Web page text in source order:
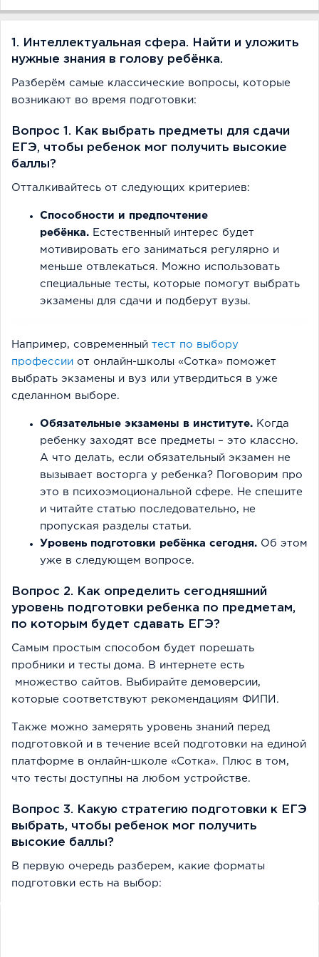
1. Интеллектуальная сфера. Найти и уложить
нужные знания в голову ребёнка.
Разберём самые классические вопросы, которые
возникают во время подготовки:
Вопрос 1. Как выбрать предметы для сдачи
ЕГЭ, чтобы ребенок мог получить высокие
баллы?
Отталкивайтесь от следующих критериев:
Способности и предпочтение
ребёнка. Естественный интерес будет
мотивировать его заниматься регулярно и
меньше отвлекаться. Можно использовать
специальные тесты, которые помогут выбрать
экзамены для сдачи и подберут вузы.
Например, современный тест по выбору
профессии от онлайн-школы «Сотка» поможет
выбрать экзамены и вуз или утвердиться в уже
сделанном выборе.
Обязательные экзамены в институте. Когда
ребенку заходят все предметы – это классно.
А что делать, если обязательный экзамен не
вызывает восторга у ребенка? Поговорим про
это в психоэмоциональной сфере. Не спешите
и читайте статью последовательно, не
пропуская разделы статьи.
Уровень подготовки ребёнка сегодня. Об этом
уже в следующем вопросе.
Вопрос 2. Как определить сегодняшний
уровень подготовки ребенка по предметам,
по которым будет сдавать ЕГЭ?
Самым простым способом будет порешать
пробники и тесты дома. В интернете есть
множество сайтов. Выбирайте демоверсии,
которые соответствуют рекомендациям ФИПИ.
Также можно замерять уровень знаний перед
подготовкой и в течение всей подготовки на единой
платформе в онлайн-школе «Сотка». Плюс в том,
что тесты доступны на любом устройстве.
Вопрос 3. Какую стратегию подготовки к ЕГЭ
выбрать, чтобы ребенок мог получить
высокие баллы?
В первую очередь разберем, какие форматы
подготовки есть на выбор: